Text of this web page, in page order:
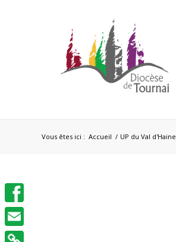
Vous êtes ici : Accueil / UP du Val d'Haine
Facebook
Email